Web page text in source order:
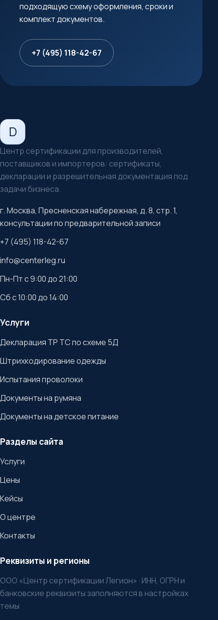
подходящую схему оформления, сроки и
комплект документов.
+7 (495) 118-42-67
D
Центр сертификации для производителей,
поставщиков и импортеров: сертификаты,
декларации и разрешительная документация под
задачи бизнеса.
г. Москва, Пресненская набережная, д. 8, стр. 1,
консультации по предварительной записи
+7 (495) 118-42-67
info@centerleg.ru
Пн-Пт с 9:00 до 21:00
Сб с 10:00 до 14:00
Услуги
Декларация ТР ТС по схеме 5Д
Штрихкодирование одежды
Испытания проволоки
Документы на румяна
Документы на детское питание
Разделы сайта
Услуги
Цены
Кейсы
О центре
Контакты
Реквизиты и регионы
ООО «Центр сертификации Легион» · ИНН, ОГРН и
банковские реквизиты заполняются в настройках
темы